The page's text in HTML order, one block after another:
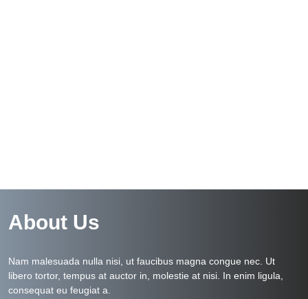
About Us
Nam malesuada nulla nisi, ut faucibus magna congue nec. Ut
libero tortor, tempus at auctor in, molestie at nisi. In enim ligula,
consequat eu feugiat a.